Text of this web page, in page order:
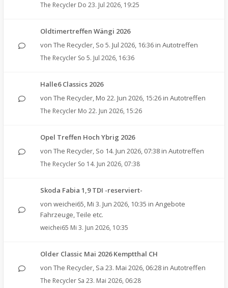
The Recycler Do 23. Jul 2026, 19:25
Oldtimertreffen Wängi 2026
von The Recycler, So 5. Jul 2026, 16:36 in Autotreffen
The Recycler So 5. Jul 2026, 16:36
Halle6 Classics 2026
von The Recycler, Mo 22. Jun 2026, 15:26 in Autotreffen
The Recycler Mo 22. Jun 2026, 15:26
Opel Treffen Hoch Ybrig 2026
von The Recycler, So 14. Jun 2026, 07:38 in Autotreffen
The Recycler So 14. Jun 2026, 07:38
Skoda Fabia 1,9 TDI -reserviert-
von weichei65, Mi 3. Jun 2026, 10:35 in Angebote
Fahrzeuge, Teile etc.
weichei65 Mi 3. Jun 2026, 10:35
Older Classic Mai 2026 Kemptthal CH
von The Recycler, Sa 23. Mai 2026, 06:28 in Autotreffen
The Recycler Sa 23. Mai 2026, 06:28